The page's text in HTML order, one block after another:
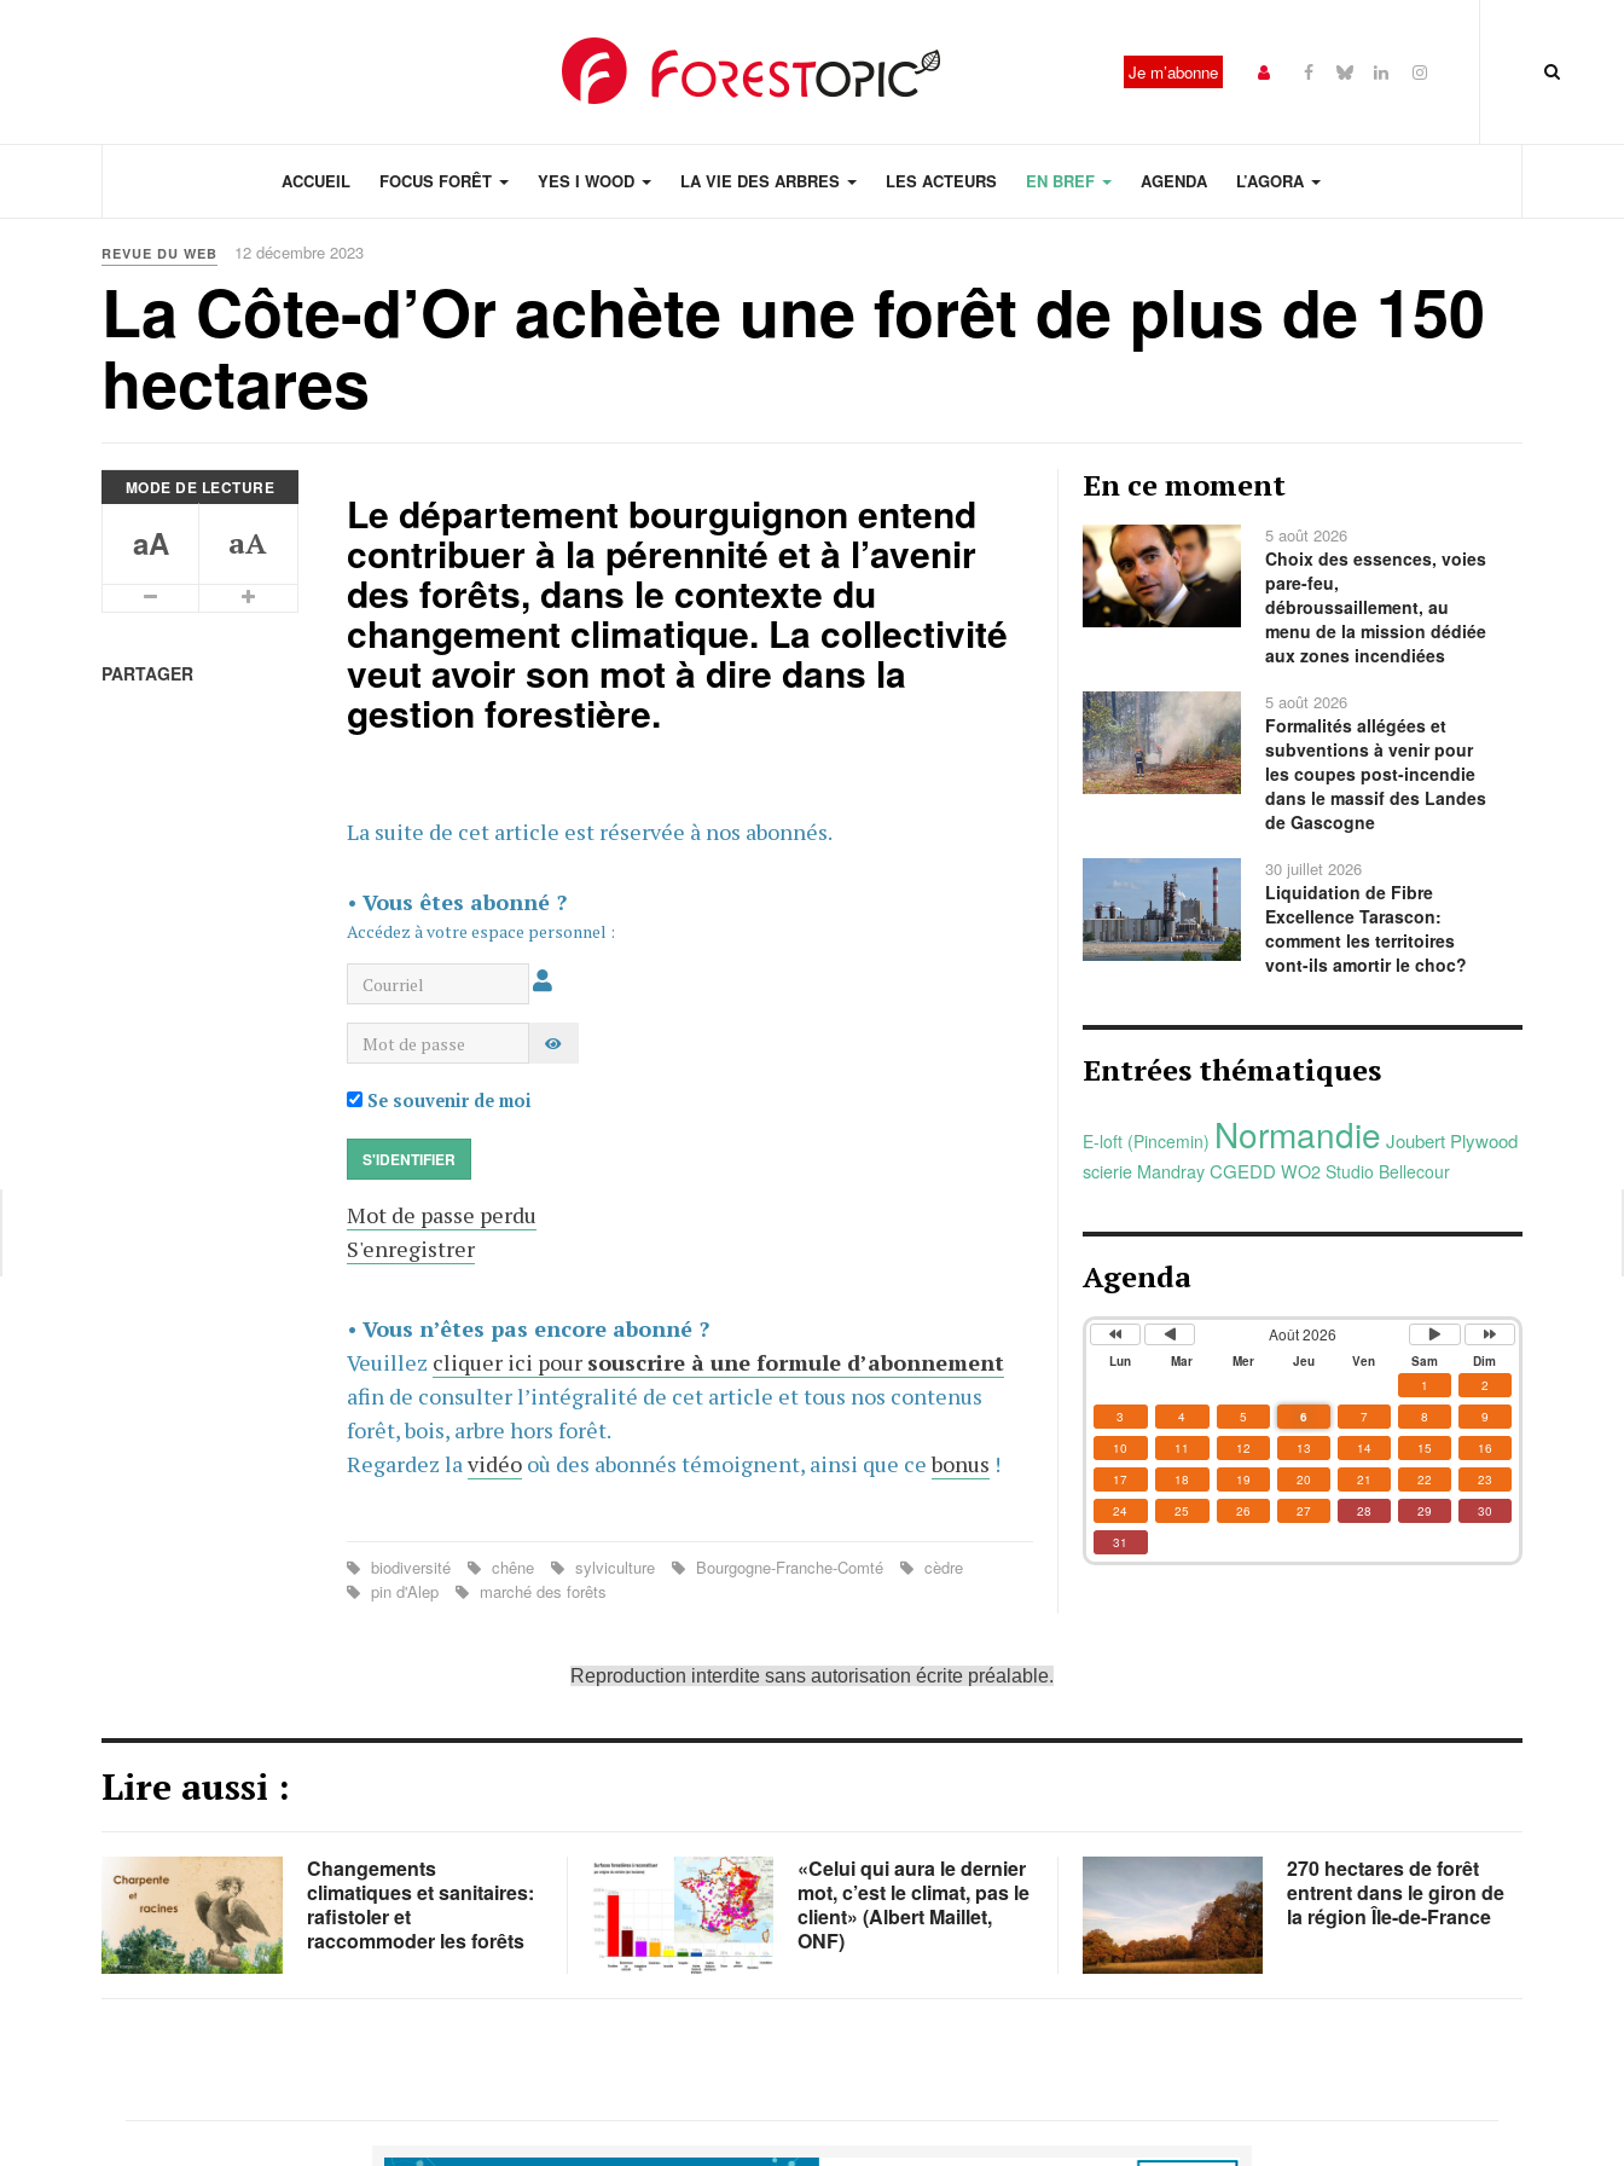
Je m’abonne
ACCUEIL FOCUS FORÊT YES I WOOD LA VIE DES ARBRES LES ACTEURS EN BREF AGENDA L’AGORA
REVUE DU WEB 12 décembre 2023
La Côte-d’Or achète une forêt de plus de 150
hectares
MODE DE LECTURE
aA aA
Plus petits caractèresPlus grands caractères
PARTAGER
Le département bourguignon entend
contribuer à la pérennité et à l’avenir
des forêts, dans le contexte du
changement climatique. La collectivité
veut avoir son mot à dire dans la
gestion forestière.
La suite de cet article est réservée à nos abonnés.
• Vous êtes abonné ?
Accédez à votre espace personnel :
Courriel
Mot de passe AFFICHER LE MOT DE PASSE
Se souvenir de moi
S'IDENTIFIER
Mot de passe perdu
S'enregistrer
• Vous n’êtes pas encore abonné ?
Veuillez cliquer ici pour souscrire à une formule d’abonnement
afin de consulter l’intégralité de cet article et tous nos contenus
forêt, bois, arbre hors forêt.
Regardez lavidéooù des abonnés témoignent, ainsi que cebonus !
biodiversité chêne sylviculture Bourgogne-Franche-Comté
cèdre
pin d'Alep
marché des forêts
En ce moment
5 août 2026
Choix des essences, voies
pare-feu,
débroussaillement, au
menu de la mission dédiée
aux zones incendiées
5 août 2026
Formalités allégées et
subventions à venir pour
les coupes post-incendie
dans le massif des Landes
de Gascogne
30 juillet 2026
Liquidation de Fibre
Excellence Tarascon:
comment les territoires
vont-ils amortir le choc?
Entrées thématiques
E-loft (Pincemin) Normandie Joubert Plywood
scierie Mandray CGEDD WO2 Studio Bellecour
Agenda
précédenteprécédent
Août 2026
Lun Mar Mer Jeu Ven Sam
Dim
1
2
3
4 5 6 7 8
9
10
11 12 13 14 15
16
17
18 19 20 21 22
23
24
25 26 27 28 29
30
31
Reproduction interdite sans autorisation écrite préalable.
Lire aussi :
Changements
climatiques et sanitaires:
rafistoler et
raccommoder les forêts
«Celui qui aura le dernier
mot, c’est le climat, pas le
client» (Albert Maillet,
ONF)
270 hectares de forêt
entrent dans le giron de
la région Île-de-France